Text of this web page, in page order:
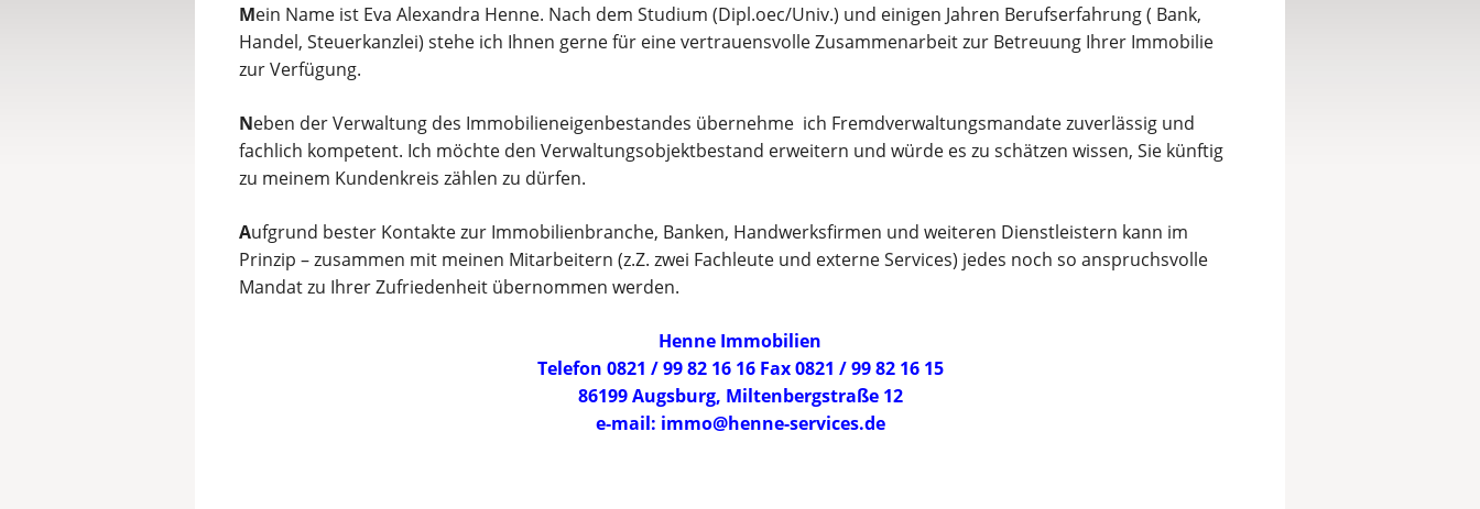
Mein Name ist Eva Alexandra Henne. Nach dem Studium (Dipl.oec/Univ.) und einigen Jahren Berufserfahrung ( Bank,
Handel, Steuerkanzlei) stehe ich Ihnen gerne für eine vertrauensvolle Zusammenarbeit zur Betreuung Ihrer Immobilie
zur Verfügung.
Neben der Verwaltung des Immobilieneigenbestandes übernehme ich Fremdverwaltungsmandate zuverlässig und
fachlich kompetent. Ich möchte den Verwaltungsobjektbestand erweitern und würde es zu schätzen wissen, Sie künftig
zu meinem Kundenkreis zählen zu dürfen.
Aufgrund bester Kontakte zur Immobilienbranche, Banken, Handwerksfirmen und weiteren Dienstleistern kann im
Prinzip – zusammen mit meinen Mitarbeitern (z.Z. zwei Fachleute und externe Services) jedes noch so anspruchsvolle
Mandat zu Ihrer Zufriedenheit übernommen werden.
Henne Immobilien
Telefon 0821 / 99 82 16 16 Fax 0821 / 99 82 16 15
86199 Augsburg, Miltenbergstraße 12
e-mail: immo@henne-services.de